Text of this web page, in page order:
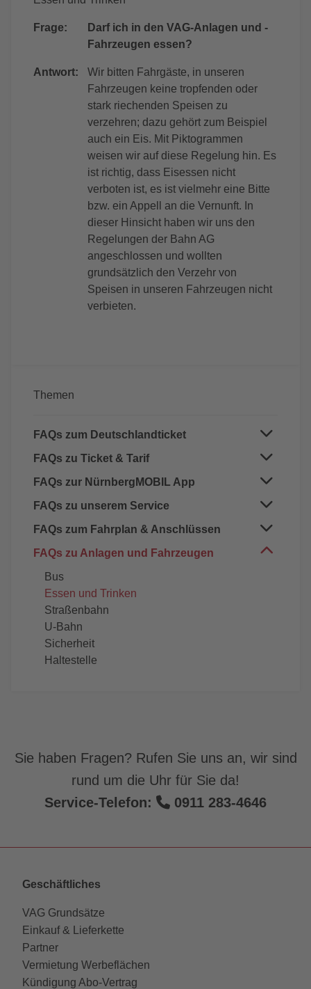
Frage:
Darf ich in den VAG-Anlagen und -
Fahrzeugen essen?
Antwort:
Wir bitten Fahrgäste, in unseren
Fahrzeugen keine tropfenden oder
stark riechenden Speisen zu
verzehren; dazu gehört zum Beispiel
auch ein Eis. Mit Piktogrammen
weisen wir auf diese Regelung hin. Es
ist richtig, dass Eisessen nicht
verboten ist, es ist vielmehr eine Bitte
bzw. ein Appell an die Vernunft. In
dieser Hinsicht haben wir uns den
Regelungen der Bahn AG
angeschlossen und wollten
grundsätzlich den Verzehr von
Speisen in unseren Fahrzeugen nicht
verbieten.
Themen
FAQs zum Deutschlandticket
Deutschlandticket allgemein
Deutschlandticket Job
Bayerisches Ermäßigungsticket
Deutschlandticket Nürnberg-Pass
FAQs zu Ticket & Tarif
Abo-Chipkarte/Handyticket
Mitnahme
TagesTicket
Fahrkartenautomaten
Fahrkartenverkauf Bus
FAQs zur NürnbergMOBIL App
App NürnbergMOBIL
VAG_Rad in der App NürnbergMOBIL
FAQs zu unserem Service
Serviceversprechen
Fahrzeugvermietung
Fundbüro
Kindergärten & Schulen
Presse
FAQs zum Fahrplan & Anschlüssen
Anschlusssicherung
Verfrühung
Verspätung
FAQs zu Anlagen und Fahrzeugen
Bus
Essen und Trinken
Straßenbahn
U-Bahn
Sicherheit
Haltestelle
Sie haben Fragen? Rufen Sie uns an, wir sind
rund um die Uhr für Sie da!
Service-Telefon:
0911 283-4646
Geschäftliches
VAG Grundsätze
Einkauf & Lieferkette
Partner
Vermietung Werbeflächen
Kündigung Abo-Vertrag